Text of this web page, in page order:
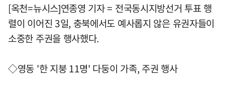
[옥천=뉴시스]연종영 기자 = 전국동시지방선거 투표 행
렬이 이어진 3일, 충북에서도 예사롭지 않은 유권자들이
소중한 주권을 행사했다.
◇영동 '한 지붕 11명' 다둥이 가족, 주권 행사